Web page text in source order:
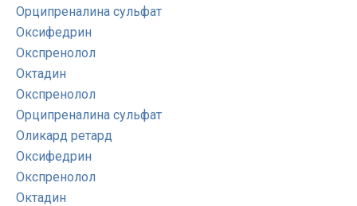
Орципреналина сульфат
Оксифедрин
Окспренолол
Октадин
Окспренолол
Орципреналина сульфат
Оликард ретард
Оксифедрин
Окспренолол
Октадин